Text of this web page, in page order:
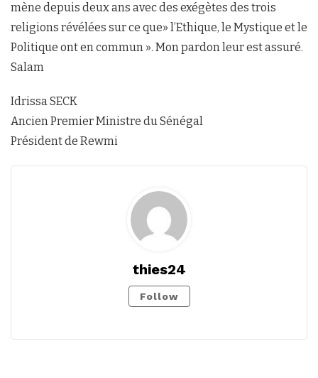
mène depuis deux ans avec des exégètes des trois
religions révélées sur ce que» l’Ethique, le Mystique et le
Politique ont en commun ». Mon pardon leur est assuré.
Salam
Idrissa SECK
Ancien Premier Ministre du Sénégal
Président de Rewmi
thies24
Follow